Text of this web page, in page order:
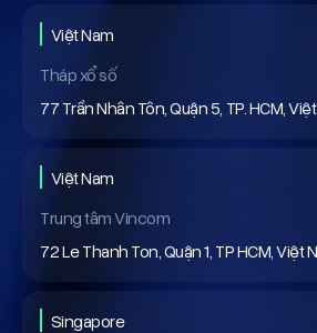
Việt Nam
Tháp xổ số
77 Trần Nhân Tôn, Quận 5, TP. HCM,
Việt Nam
Trung tâm Vincom
72 Le Thanh Ton, Quận 1, TP HCM, Việt
Singapore